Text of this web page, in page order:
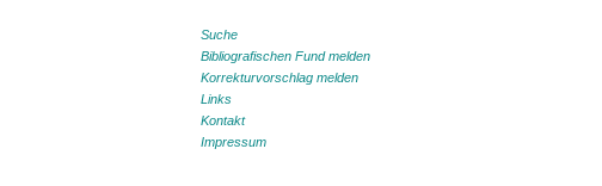
Suche
Bibliografischen Fund melden
Korrekturvorschlag melden
Links
Kontakt
Impressum